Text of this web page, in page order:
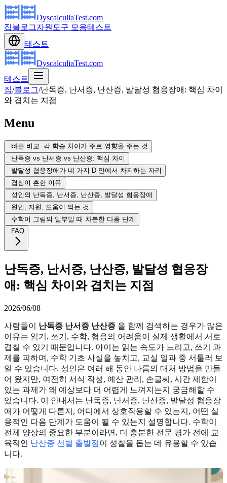
DyscalculiaTest.com
집블로그자원 도구 모음테스트
테스트
DyscalculiaTest.com
테스트
집/블로그/난독증, 난서증, 난산증, 발달성 협응장애: 핵심 차이
와 겹치는 지점
Menu
빠른 비교: 각 학습 차이가 주로 영향을 주는 것
난독증 vs 난서증 vs 난산증: 핵심 차이
발달성 협응장애가 네 가지 D 안에서 차지하는 자리
겹침이 흔한 이유
성인의 난독증, 난서증, 난산증, 발달성 협응장애
원인, 지원, 도움이 되는 것
수학이 그림의 일부일 때 차분한 다음 단계
FAQ
난독증, 난서증, 난산증, 발달성 협응장
애: 핵심 차이와 겹치는 지점
2026/06/08
사람들이 난독증 난서증 난산증 을 함께 검색하는 경우가 많은
이유는 읽기, 쓰기, 수학, 협응의 어려움이 실제 생활에서 서로
겹칠 수 있기 때문입니다. 아이는 읽는 속도가 느리고, 쓰기 과
제를 피하며, 수학 기초 사실을 놓치고, 교실 일과 중 서툴러 보
일 수 있습니다. 성인은 여러 해 동안 나름의 대처 방법을 만들
어 왔지만, 여전히 서식 작성, 예산 관리, 손글씨, 시간 제한이
있는 과제가 왜 예상보다 더 어렵게 느껴지는지 궁금해할 수
있습니다. 이 안내서는 난독증, 난서증, 난산증, 발달성 협응장
애가 어떻게 다른지, 어디에서 상호작용할 수 있는지, 어떤 실
용적인 다음 단계가 도움이 될 수 있는지 설명합니다. 수학이
전체 양상의 중요한 부분이라면, 더 충분한 전문 평가 전에 교
육적인 난산증 선별 출발점이 성찰을 돕는 데 유용할 수 있습
니다.